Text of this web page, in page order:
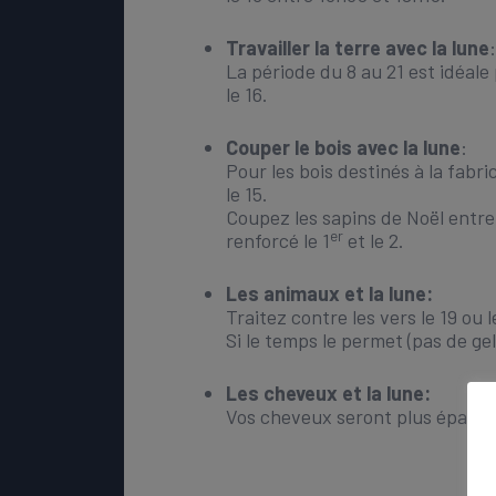
Travailler la terre avec la lune:
La période du 8 au 21 est
le 16.
Couper le bois avec la lune:
Pour les bois destinés à la
le 15.
Coupez les sapins de Noël entre
renforcé le 1eret le 2.
Les animaux et la lune:
Traitez contre les vers le 19 ou
Si le temps le permet (pas de
Les cheveux et la lune:
Vos cheveux seront plus épais